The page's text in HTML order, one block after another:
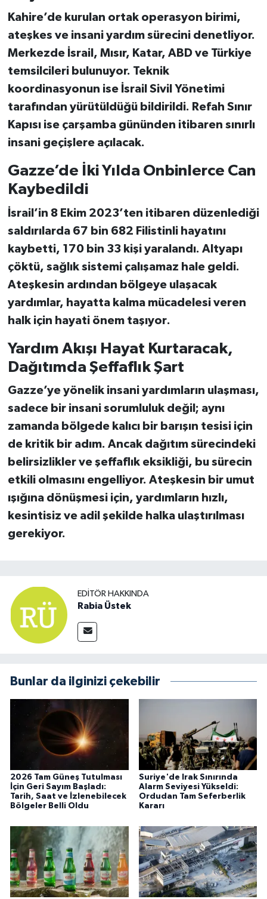
Kahire’de kurulan ortak operasyon birimi,
ateşkes ve insani yardım sürecini denetliyor.
Merkezde İsrail, Mısır, Katar, ABD ve Türkiye
temsilcileribulunuyor. Teknik
koordinasyonun ise İsrail Sivil Yönetimi
tarafından yürütüldüğü bildirildi. Refah Sınır
Kapısıise çarşamba gününden itibaren sınırlı
insani geçişlere açılacak.
Gazze’de İki Yılda Onbinlerce Can
Kaybedildi
İsrail’in 8 Ekim 2023’ten itibaren düzenlediği
saldırılarda 67 bin 682 Filistinlihayatını
kaybetti, 170 bin 33 kişiyaralandı. Altyapı
çöktü, sağlık sistemi çalışamaz hale geldi.
Ateşkesin ardından bölgeye ulaşacak
yardımlar, hayatta kalma mücadelesi veren
halk için hayati önem taşıyor.
Yardım Akışı Hayat Kurtaracak,
Dağıtımda Şeffaflık Şart
Gazze’ye yönelik insani yardımların ulaşması,
sadece bir insani sorumluluk değil; aynı
zamanda bölgede kalıcı bir barışın tesisi için
de kritik bir adım. Ancak dağıtım sürecindeki
belirsizlikler ve şeffaflık eksikliği, bu sürecin
etkili olmasını engelliyor. Ateşkesin bir umut
ışığına dönüşmesi için, yardımların hızlı,
kesintisiz ve adil şekildehalka ulaştırılması
gerekiyor.
EDITÖR HAKKINDA
Rabia Üstek
Bunlar da ilginizi çekebilir
2026 Tam Güneş Tutulması
İçin Geri Sayım Başladı:
Tarih, Saat ve İzlenebilecek
Bölgeler Belli Oldu
Suriye'de Irak Sınırında
Alarm Seviyesi Yükseldi:
Ordudan Tam Seferberlik
Kararı